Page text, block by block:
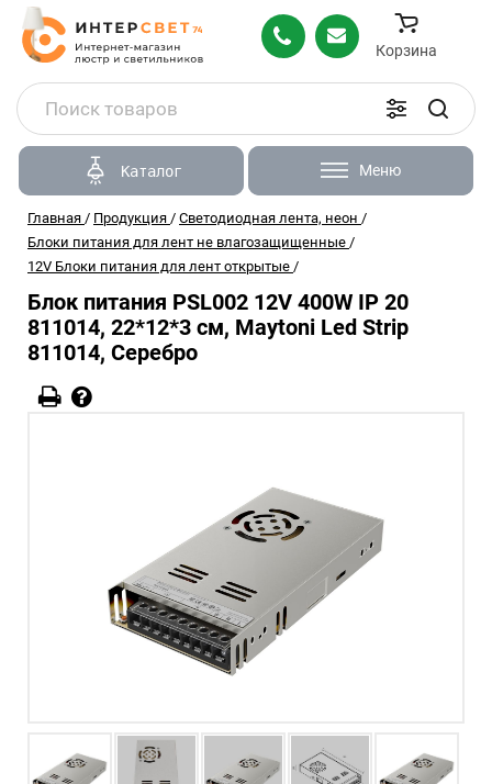
Корзина
Каталог Меню
Главная / Продукция / Светодиодная лента, неон /
Блоки питания для лент не влагозащищенные /
12V Блоки питания для лент открытые /
Блок питания PSL002 12V 400W IP 20
811014, 22*12*3 см, Maytoni Led Strip
811014, Серебро